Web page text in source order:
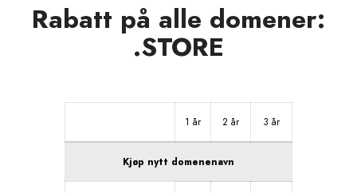
Rabatt på alle domener:
.STORE
1 år 2 år 3 år
Kjøp nytt domenenavn